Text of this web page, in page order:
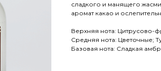
сладкого и манящего
аромат какао и
Верхняя нота: Цитрусово-
Средняя нота: Цветочные;
Базовая нота: Сладкая